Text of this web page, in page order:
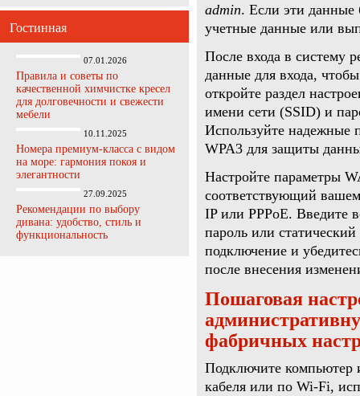
Гостинная
07.01.2026
Правила и советы по
качественной химчистке кресел
для долговечности и свежести
мебели
10.11.2025
Номера премиум-класса с видом
на море: гармония покоя и
элегантности
27.09.2025
Рекомендации по выбору
дивана: удобство, стиль и
функциональность
admin. Если эти данные
учетные данные или
После входа в систему
данные для входа,
откройте раздел
имени сети (SSID) и
Используйте надежные
WPA3 для защиты
Настройте параметры
соответствующий
IP или PPPoE. Введите
пароль или статический
подключение и
после внесения
Пошаговая
фабричных
Подключите компьютер
кабеля или по Wi-Fi,